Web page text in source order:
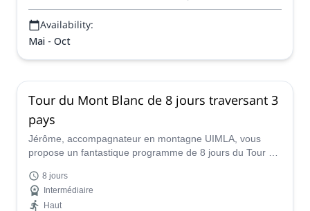
Availability:
Mai - Oct
Tour du Mont Blanc de 8 jours traversant 3
pays
Jérôme, accompagnateur en montagne UIMLA, vous
propose un fantastique programme de 8 jours du Tour du
dormant dans des refuges de montagne.
8 jours
Intermédiaire
Haut